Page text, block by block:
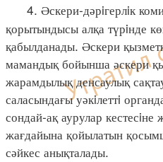
4. Әскери-дәрiгерлiк
қорытындысы алқа түрiнде
қабылданады. Әскери
мамандық бойынша әскери
жарамдылық денсаулық
саласындағы уәкiлеттi
сондай-ақ аурулар кестесiне
жағдайына қойылатын
сәйкес анықталады.